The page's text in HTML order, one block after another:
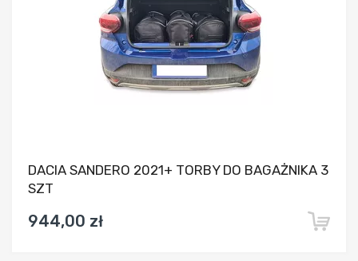
DACIA SANDERO 2021+ TORBY DO BAGAŻNIKA 3
SZT
944,00 zł